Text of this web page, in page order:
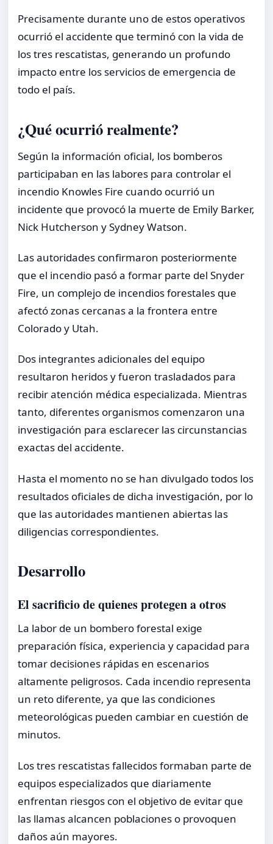
Precisamente durante uno de estos operativos
ocurrió el accidente que terminó con la vida de
los tres rescatistas, generando un profundo
impacto entre los servicios de emergencia de
todo el país.
¿Qué ocurrió realmente?
Según la información oficial, los bomberos
participaban en las labores para controlar el
incendio Knowles Fire cuando ocurrió un
incidente que provocó la muerte de Emily Barker,
Nick Hutcherson y Sydney Watson.
Las autoridades confirmaron posteriormente
que el incendio pasó a formar parte del Snyder
Fire, un complejo de incendios forestales que
afectó zonas cercanas a la frontera entre
Colorado y Utah.
Dos integrantes adicionales del equipo
resultaron heridos y fueron trasladados para
recibir atención médica especializada. Mientras
tanto, diferentes organismos comenzaron una
investigación para esclarecer las circunstancias
exactas del accidente.
Hasta el momento no se han divulgado todos los
resultados oficiales de dicha investigación, por lo
que las autoridades mantienen abiertas las
diligencias correspondientes.
Desarrollo
El sacrificio de quienes protegen a otros
La labor de un bombero forestal exige
preparación física, experiencia y capacidad para
tomar decisiones rápidas en escenarios
altamente peligrosos. Cada incendio representa
un reto diferente, ya que las condiciones
meteorológicas pueden cambiar en cuestión de
minutos.
Los tres rescatistas fallecidos formaban parte de
equipos especializados que diariamente
enfrentan riesgos con el objetivo de evitar que
las llamas alcancen poblaciones o provoquen
daños aún mayores.